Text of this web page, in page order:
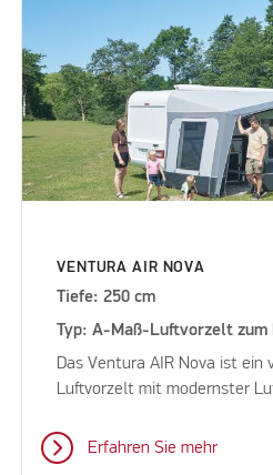
VENTURA AIR NOVA
Tiefe: 250 cm
Typ: A-Maß-Luftvorzelt zum
Das Ventura AIR Nova ist ein
Luftvorzelt mit modernster
Erfahren Sie mehr